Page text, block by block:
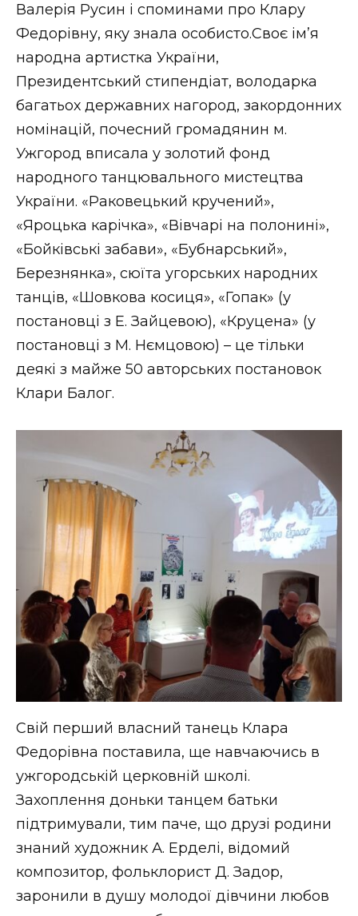
Валерія Русин і споминами про Клару
Федорівну, яку знала особисто.Своє ім’я
народна артистка України,
Президентський стипендіат, володарка
багатьох державних нагород, закордонних
номінацій, почесний громадянин м.
Ужгород вписала у золотий фонд
народного танцювального мистецтва
України. «Раковецький кручений»,
«Яроцька карічка», «Вівчарі на полонині»,
«Бойківські забави», «Бубнарський»,
Березнянка», сюїта угорських народних
танців, «Шовкова косиця», «Гопак» (у
постановці з Е. Зайцевою), «Круцена» (у
постановці з М. Нємцовою) – це тільки
деякі з майже 50 авторських постановок
Клари Балог.
Свій перший власний танець Клара
Федорівна поставила, ще навчаючись в
ужгородській церковній школі.
Захоплення доньки танцем батьки
підтримували, тим паче, що друзі родини
знаний художник А. Ерделі, відомий
композитор, фольклорист Д. Задор,
заронили в душу молодої дівчини любов